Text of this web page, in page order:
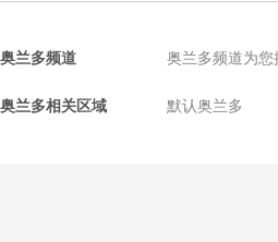
奥兰多频道 奥兰多频道为
奥兰多相关区域 默认奥兰多